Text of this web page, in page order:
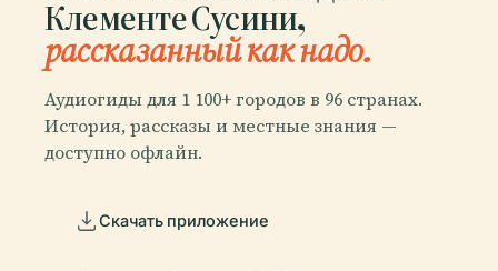
Клементе Сусини,
рассказанный как надо.
Аудиогиды для 1 100+ городов в 96 странах.
История, рассказы и местные знания —
доступно офлайн.
Скачать приложение